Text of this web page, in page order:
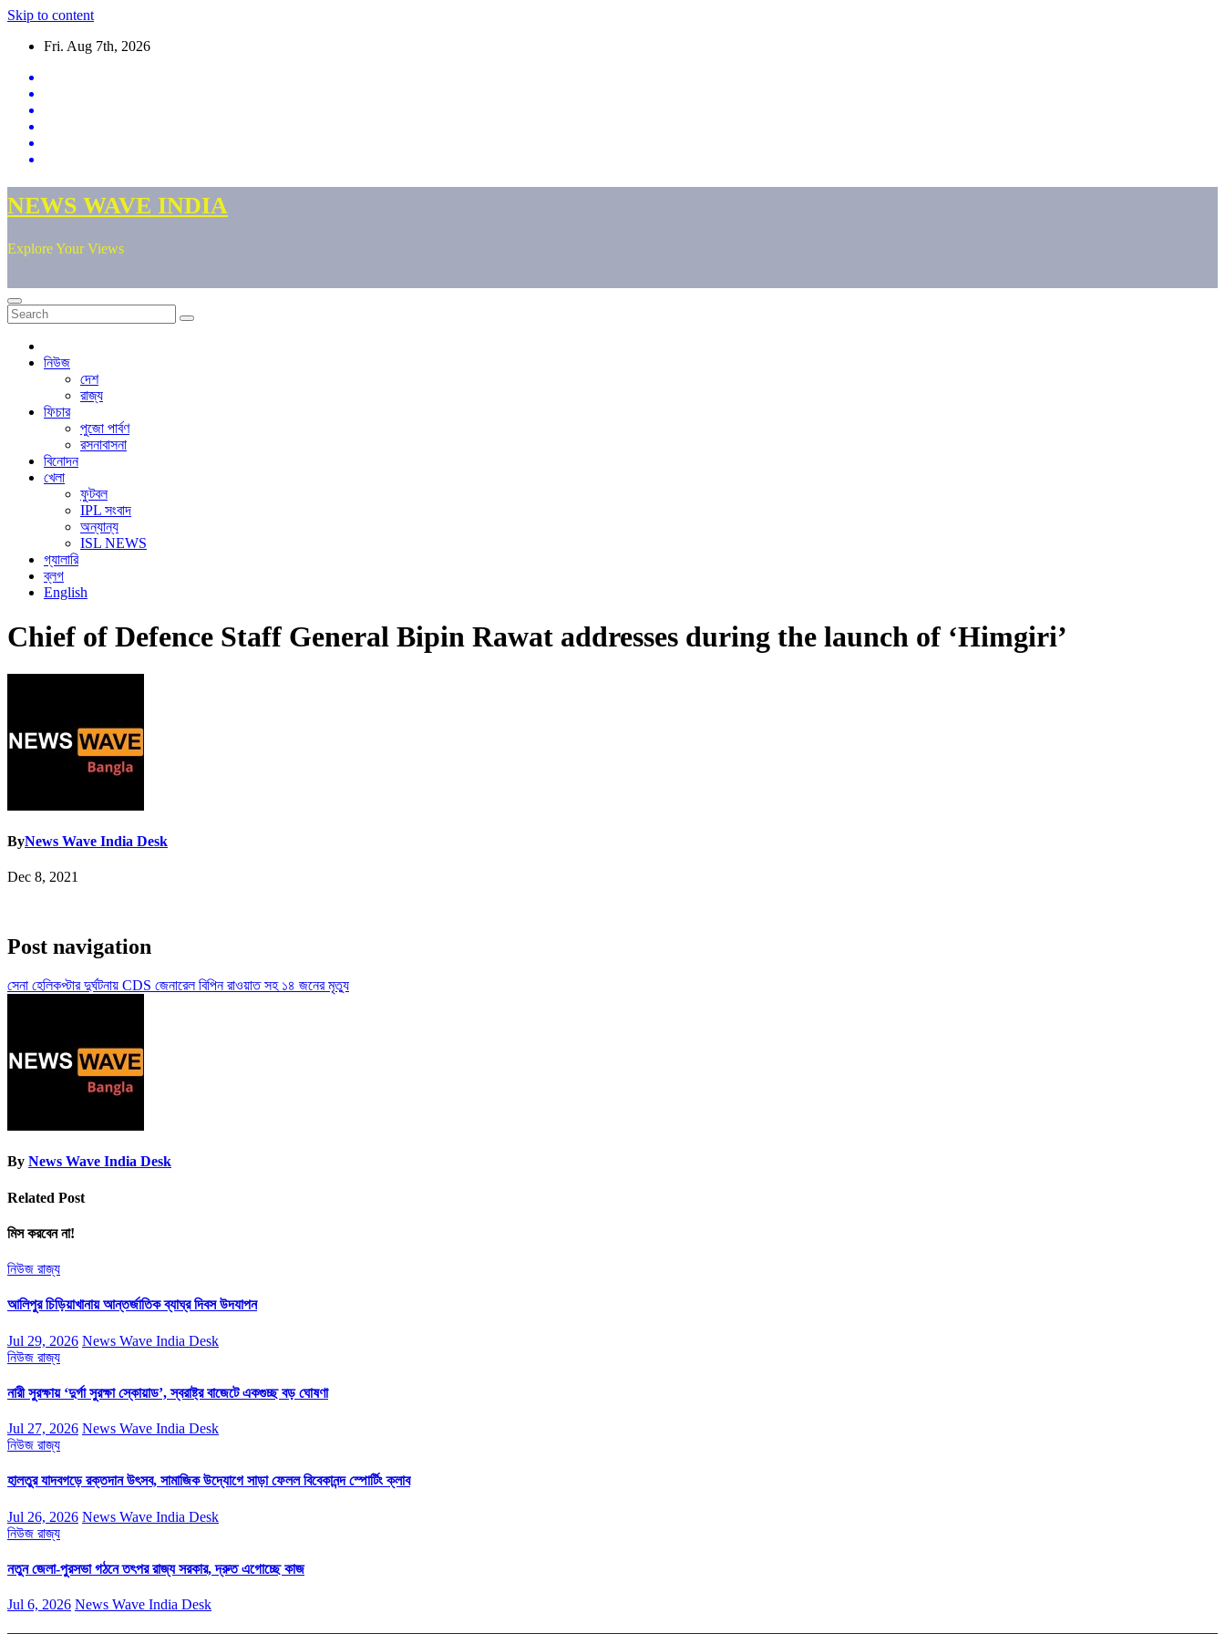
Skip to content
Fri. Aug 7th, 2026
NEWS WAVE INDIA
Explore Your Views
নিউজ
দেশ
রাজ্য
ফিচার
পুজো পার্বণ
রসনাবাসনা
বিনোদন
খেলা
ফুটবল
IPL সংবাদ
অন্যান্য
ISL NEWS
গ্যালারি
ব্লগ
English
Chief of Defence Staff General Bipin Rawat addresses during the launch of ‘Himgiri’
ByNews Wave India Desk
Dec 8, 2021
Post navigation
সেনা হেলিকপ্টার দুর্ঘটনায় CDS জেনারেল বিপিন রাওয়াত সহ ১৪ জনের মৃত্যু
By News Wave India Desk
Related Post
মিস করবেন না!
নিউজ রাজ্য
আলিপুর চিড়িয়াখানায় আন্তর্জাতিক ব্যাঘ্র দিবস উদযাপন
Jul 29, 2026 News Wave India Desk
নিউজ রাজ্য
নারী সুরক্ষায় ‘দুর্গা সুরক্ষা স্কোয়াড’, স্বরাষ্ট্র বাজেটে একগুচ্ছ বড় ঘোষণা
Jul 27, 2026 News Wave India Desk
নিউজ রাজ্য
হালতুর যাদবগড়ে রক্তদান উৎসব, সামাজিক উদ্যোগে সাড়া ফেলল বিবেকানন্দ স্পোর্টিং ক্লাব
Jul 26, 2026 News Wave India Desk
নিউজ রাজ্য
নতুন জেলা-পুরসভা গঠনে তৎপর রাজ্য সরকার, দ্রুত এগোচ্ছে কাজ
Jul 6, 2026 News Wave India Desk